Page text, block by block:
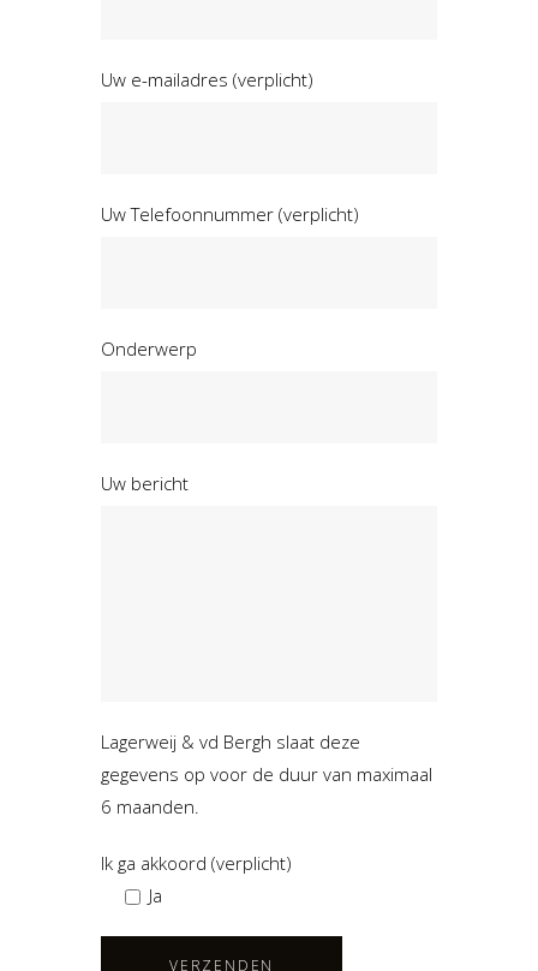
Uw e-mailadres (verplicht)
Uw Telefoonnummer (verplicht)
Onderwerp
Uw bericht
Lagerweij & vd Bergh slaat deze
gegevens op voor de duur van maximaal
6 maanden.
Ik ga akkoord (verplicht)
Ja